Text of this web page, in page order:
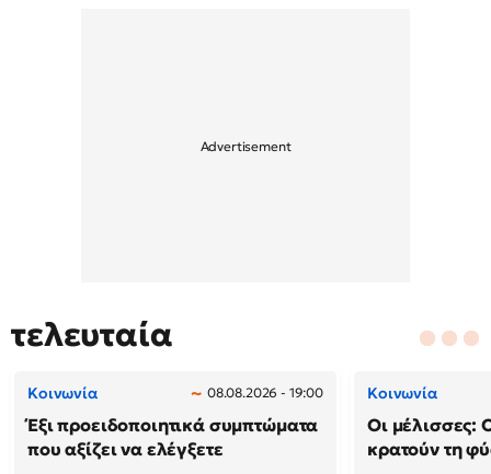
τελευταία
Κοινωνία 08.08.2026 - 19:00
Έξι προειδοποιητικά συμπτώματα
που αξίζει να ελέγξετε
Κοινωνία
Οι μέλισσες:
κρατούν τη